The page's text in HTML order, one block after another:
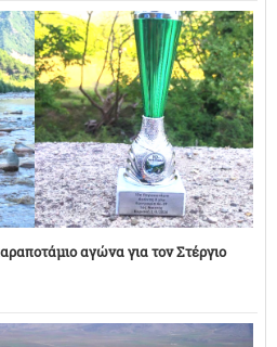
αγώνα για τον Στέργιο